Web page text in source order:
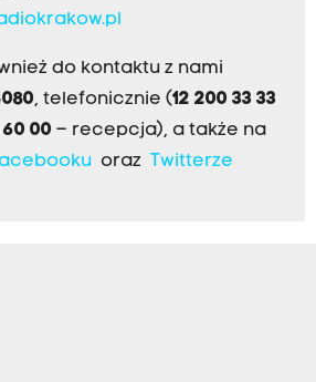
do kontaktu z nami
, telefonicznie (12 200 33 33
60 00 – recepcja), a także na
oraz Twitterze